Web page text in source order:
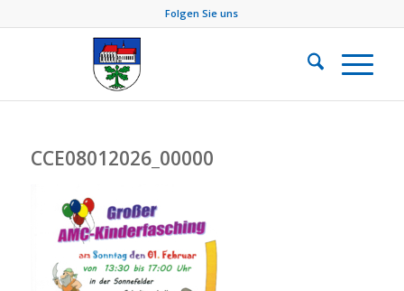
Folgen Sie uns
CCE08012026_00000